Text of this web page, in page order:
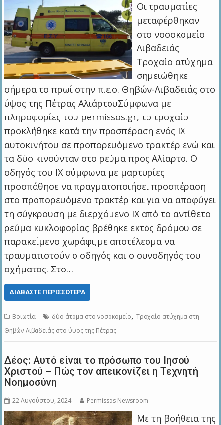
Οι τραυματίες
μεταφέρθηκαν
στο νοσοκομείο
Λιβαδειάς
Τροχαίο ατύχημα
σημειώθηκε
σήμερα το πρωί στην π.ε.ο. Θηβών-Λιβαδειάς στο
ύψος της Πέτρας ΑλιάρτουΣύμφωνα με
πληροφορίες του permissos.gr, το τροχαίο
προκλήθηκε κατά την προσπέραση ενός ΙΧ
αυτοκινήτου σε προπορευόμενο τρακτέρ ενώ και
τα δύο κινούνταν στο ρεύμα προς Αλίαρτο. Ο
οδηγός του ΙΧ σύμφωνα με μαρτυρίες
προσπάθησε να πραγματοποιήσει προσπέραση
στο προπορευόμενο τρακτέρ και για να αποφύγει
τη σύγκρουση με διερχόμενο ΙΧ από το αντίθετο
ρεύμα κυκλοφορίας βρέθηκε εκτός δρόμου σε
παρακείμενο χωράφι,με αποτέλεσμα να
τραυματιστούν ο οδηγός και ο συνοδηγός του
οχήματος. Στο…
ΔΙΑΒΆΣΤΕ ΠΕΡΙΣΣΌΤΕΡΑ
Βοιωτία δύο άτομα στο νοσοκομείο,Τροχαίο ατύχημα στη
Θηβών-Λιβαδειάς στο ύψος της Πέτρας
Δέος: Αυτό είναι το πρόσωπο του Ιησού
Χριστού – Πώς τον απεικονίζει η Τεχνητή
Νοημοσύνη
22 Αυγούστου, 2024 Permissos Newsroom
Με τη βοήθεια της